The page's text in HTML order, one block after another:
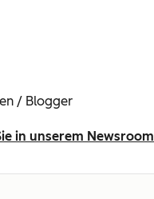
/ Blogger
in unserem Newsroom